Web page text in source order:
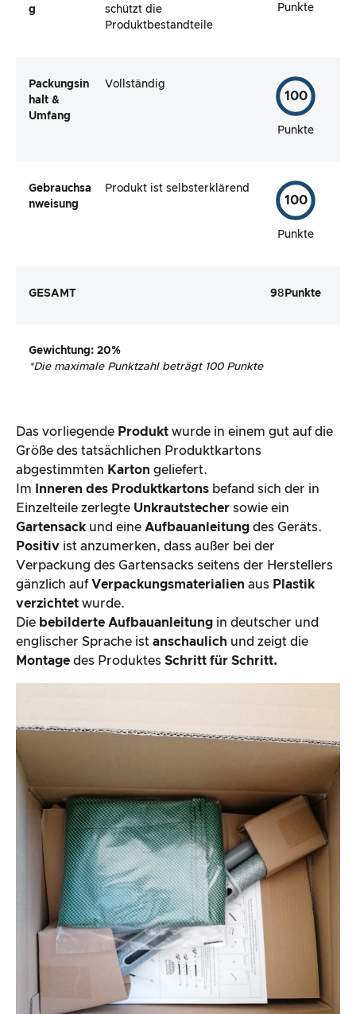
g
schützt die
Produktbestandteile
Punkte
Packungsin
halt &
Umfang
Vollständig
100
Punkte
Gebrauchsa
nweisung
Produkt ist selbsterklärend
100
Punkte
GESAMT 98 Punkte
Gewichtung: 20%
*Die maximale Punktzahl beträgt 100 Punkte
Das vorliegende Produkt wurde in einem gut auf die
Größe des tatsächlichen Produktkartons
abgestimmten Karton geliefert.
Im
Inneren des Produktkartons befand sich der in
Einzelteile zerlegte Unkrautstecher sowie ein
Gartensack und eine Aufbauanleitung des Geräts.
Positiv ist anzumerken, dass außer bei der
Verpackung des Gartensacks seitens der Herstellers
gänzlich auf Verpackungsmaterialien aus Plastik
verzichtet wurde.
Die bebilderte Aufbauanleitung in deutscher und
englischer Sprache ist anschaulich und zeigt die
Montage des Produktes Schritt für Schritt.